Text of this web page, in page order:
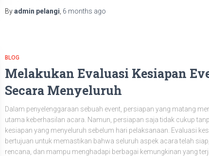
Byadmin pelangi 6 months ago
BLOG
Melakukan Evaluasi Kesiapan
Secara Menyeluruh
Dalam penyelenggaraan sebuah event, persiapan yang matang
utama keberhasilan acara. Namun, persiapan saja tidak cukup
kesiapan yang menyeluruh sebelum hari pelaksanaan. Evaluasi
bertujuan untuk memastikan bahwa seluruh aspek acara telah
rencana, dan mampu menghadapi berbagai kemungkinan yang